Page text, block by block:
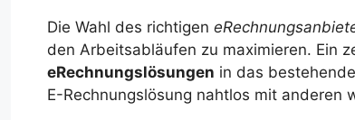
Die Wahl des richtigen
den Arbeitsabläufen zu maximieren. Ein
eRechnungslösungen in das
E-Rechnungslösung nahtlos mit